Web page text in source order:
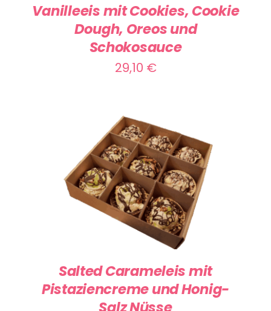
Vanilleeis mit Cookies, Cookie
Dough, Oreos und
Schokosauce
29,10 €
IN DEN WARENKORB / DETAILS
Salted Carameleis mit
Pistaziencreme und Honig-